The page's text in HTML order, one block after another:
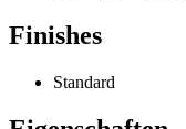
Finishes
Standard